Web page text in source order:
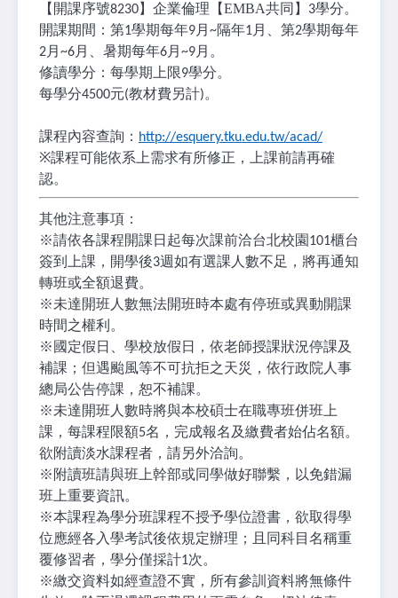
【開課序號8230】企業倫理【EMBA共同】 3學分。
開課期間：第1學期每年9月 ~隔年1月、第2學期每年
2月 ~6月、暑期每年6月 ~9月。
修讀學分：每學期上限9學分。
每學分4500元(教材費另計)。
課程內容查詢： http://esquery.tku.edu.tw/acad/
※課程可能依系上需求有所修正，上課前請再確
認。
其他注意事項：
※請依各課程開課日起每次課前洽台北校園 101櫃台
簽到上課，開學後3週如有選課人數不足，將再通知
轉班或全額退費。
※未達開班人數無法開班時本處有停班或異動開課
時間之權利。
※ 國定假日、學校放假日，依老師授課狀況停課及
補課；但遇颱風等不可抗拒之天災，依行政院人事
總局公告停課，恕不補課。
※未達開班人數時將與本校碩士在職專班併班上
課，每課程限額5名，完成報名及繳費者始佔名額。
欲附讀淡水課程者，請另外洽詢。
※ 附讀班請與班上幹部或同學做好聯繫，以免錯漏
班上重要資訊。
※本課程為學分班課程不授予學位證書，欲取得學
位應經各入學考試後依規定辦理；且同科目名稱重
覆修習者，學分僅採計1次。
※繳交資料如經查證不實，所有參訓資料將無條件